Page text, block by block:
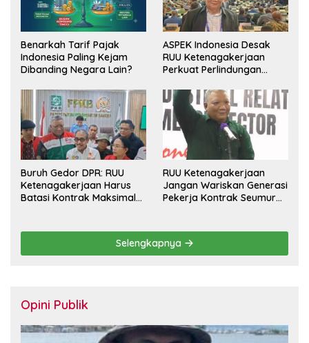
Benarkah Tarif Pajak
Indonesia Paling Kejam
Dibanding Negara Lain?
ASPEK Indonesia Desak
RUU Ketenagakerjaan
Perkuat Perlindungan
Pesangon
Buruh Gedor DPR: RUU
Ketenagakerjaan Harus
Batasi Kontrak Maksimal
RUU Ketenagakerjaan
Jangan Wariskan Generasi
Pekerja Kontrak Seumur
Selengkapnya
Opini Publik